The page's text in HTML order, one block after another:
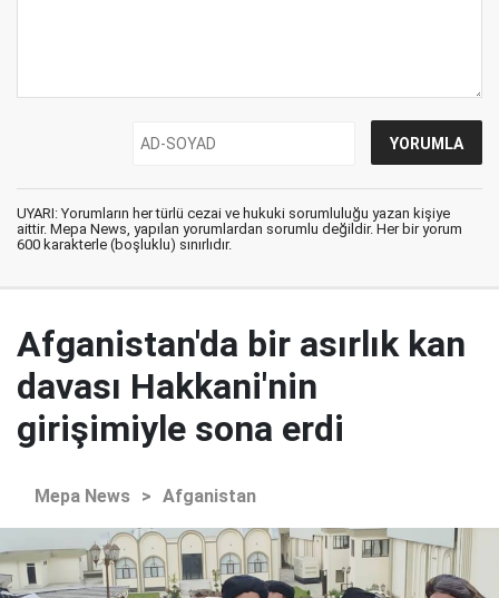
UYARI: Yorumların her türlü cezai ve hukuki sorumluluğu yazan kişiye
aittir. Mepa News, yapılan yorumlardan sorumlu değildir. Her bir yorum
600 karakterle (boşluklu) sınırlıdır.
Afganistan'da bir asırlık kan
davası Hakkani'nin
girişimiyle sona erdi
Mepa News > Afganistan